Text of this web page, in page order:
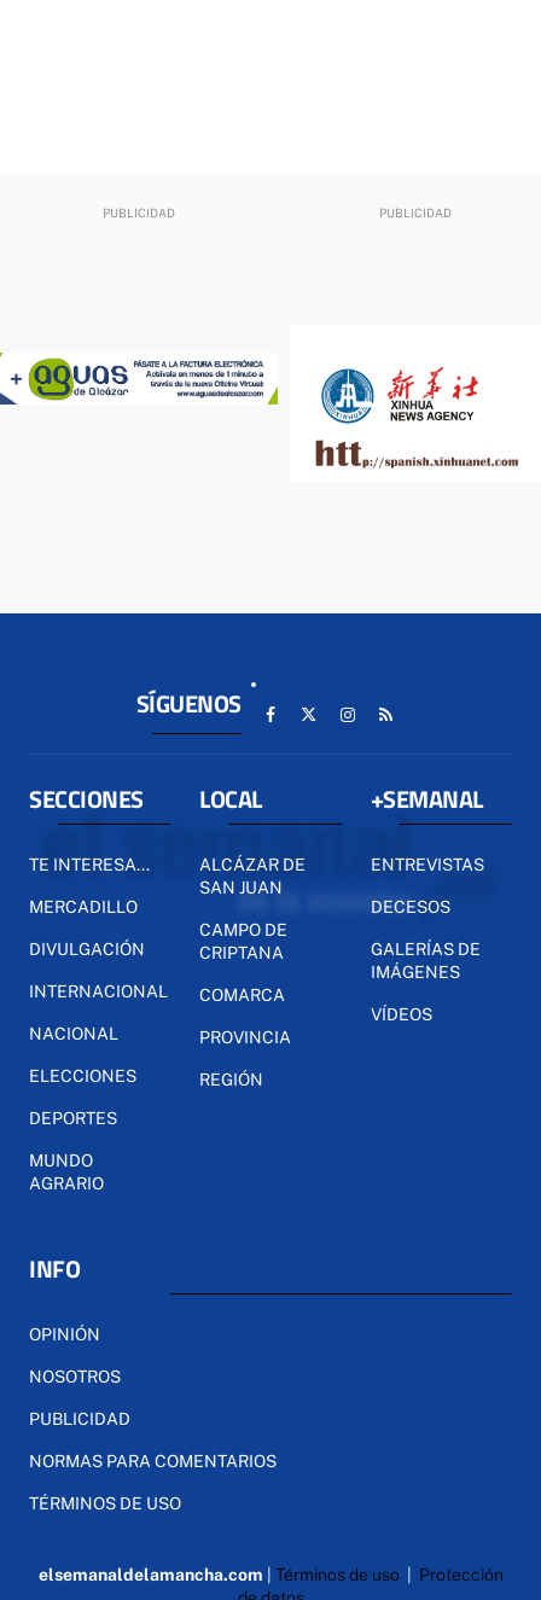
SÍGUENOS
SECCIONES
TE INTERESA...
MERCADILLO
DIVULGACIÓN
INTERNACIONAL
NACIONAL
ELECCIONES
DEPORTES
MUNDO
AGRARIO
LOCAL
ALCÁZAR DE
SAN JUAN
CAMPO DE
CRIPTANA
COMARCA
PROVINCIA
REGIÓN
+SEMANAL
ENTREVISTAS
DECESOS
GALERÍAS DE
IMÁGENES
VÍDEOS
INFO
OPINIÓN
NOSOTROS
PUBLICIDAD
NORMAS PARA COMENTARIOS
TÉRMINOS DE USO
elsemanaldelamancha.com Términos de uso| Protección